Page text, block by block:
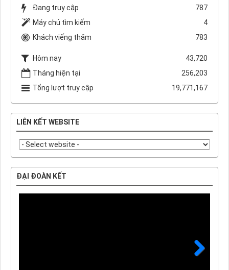
Đang truy cập
787
Máy chủ tìm kiếm
4
Khách viếng thăm
783
Hôm nay
43,720
Tháng hiện tại
256,203
Tổng lượt truy cập
19,771,167
LIÊN KẾT WEBSITE
ĐẠI ĐOÀN KẾT